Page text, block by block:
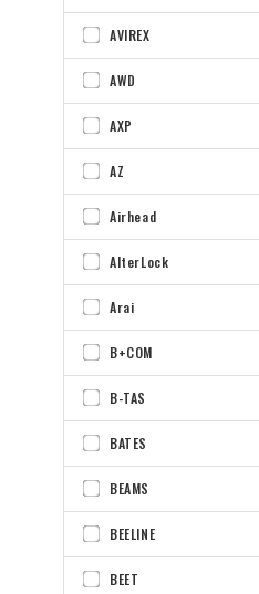
AVIREX
AWD
AXP
AZ
Airhead
AlterLock
Arai
B+COM
B-TAS
BATES
BEAMS
BEELINE
BEET